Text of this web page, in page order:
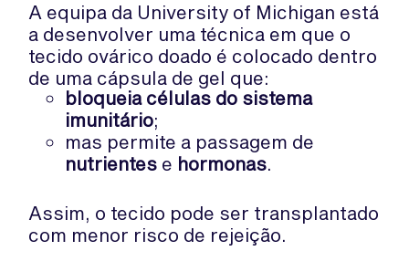
A equipa da University of Michigan está
a desenvolver uma técnica em que o
tecido ovárico doado é colocado dentro
de uma cápsula de gel que:
bloqueia células do sistema
imunitário;
mas permite a passagem de
nutrientes e hormonas.
Assim, o tecido pode ser transplantado
com menor risco de rejeição.